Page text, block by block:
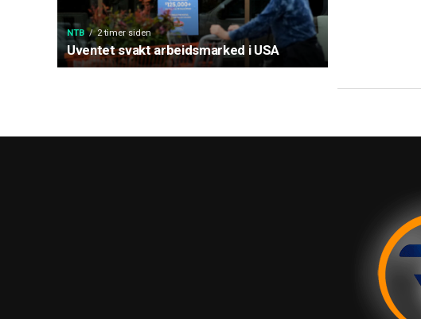
NTB 2 timer siden
Uventet svakt arbeidsmarked i USA